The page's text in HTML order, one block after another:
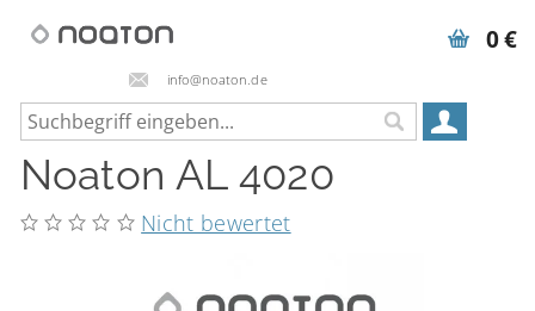
info@noaton.de
0 €
Noaton AL 4020
Nicht bewertet